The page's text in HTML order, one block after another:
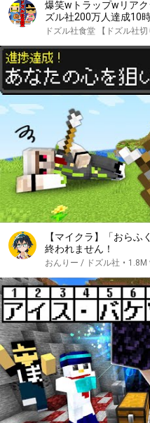
爆笑wトラップwリア
ズル社200万人達成10
め✨【ドズル社/切り
ドズル社食堂 【ドズル社切
【マイクラ】「おら
終われません！
おんりー / ドズル社 • 1.8M